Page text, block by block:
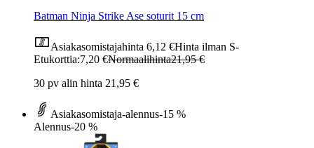
Batman Ninja Strike Ase soturit 15 cm
Asiakasomistajahinta 6,12 €Hinta ilman S-
Etukorttia:7,20 €Normaalihinta21,95 €
30 pv alin hinta 21,95 €
Asiakasomistaja-alennus-15 %
Alennus-20 %